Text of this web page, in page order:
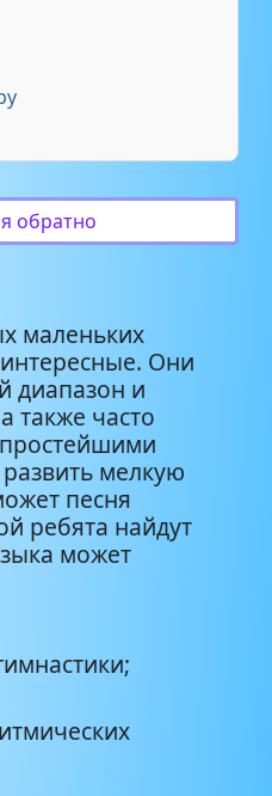
1:15
Ладушки-
0:15
-
(минус)
3:11
обратно
маленьких
Они
диапазон и
также часто
мелкую
песня
ребята найдут
может